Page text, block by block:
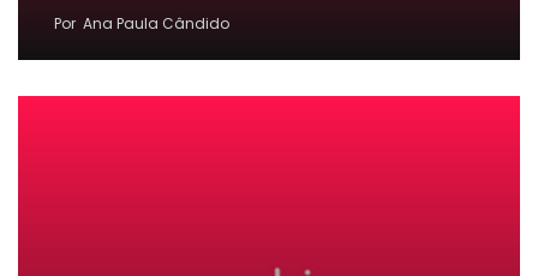
Por Ana Paula Cândido